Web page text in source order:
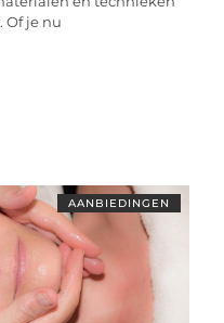
Of je nu
AANBIEDINGEN